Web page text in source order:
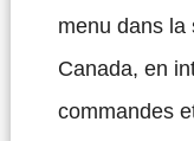
menu dans la
Canada, en
commandes